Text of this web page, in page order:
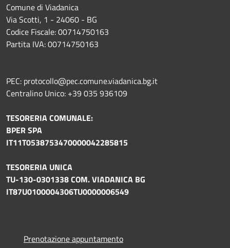
Comune di Viadanica
Via Scotti, 1 - 24060 - BG
Codice Fiscale: 00714750163
Partita IVA: 00714750163
PEC: protocollo@pec.comune.viadanica.bg.it
Centralino Unico: +39 035 936109
TESORERIA COMUNALE:
BPER SPA
IT11T0538753470000042285815
TESORERIA UNICA
TU-130-0301338 COM. VIADANICA BG
IT87U0100004306TU0000006549
Prenotazione appuntamento